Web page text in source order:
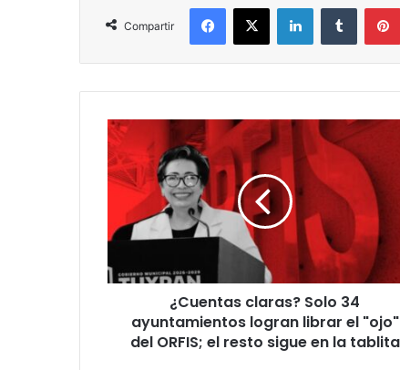
Compartir
Facebook
X LinkedInTumblr
¿Cuentas
claras?
Solo
34
ayuntamientos
logran
librar
"ojo"
ORFIS;
¿Cuentas claras? Solo 34
ayuntamientos logran librar el "ojo"
del ORFIS; el resto sigue en la tablita